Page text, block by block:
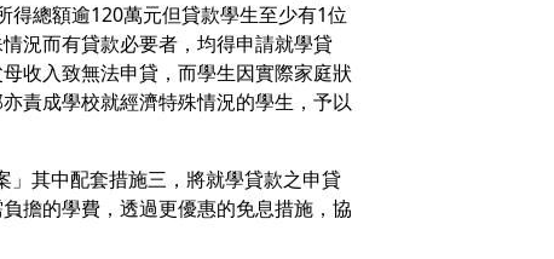
得總額逾120萬元但貸款學生至少有1位
況而有貸款必要者，均得申請就學貸
收入致無法申貸，而學生因實際家庭狀
責成學校就經濟特殊情況的學生，予以
其中配套措施三，將就學貸款之申貸
擔的學費，透過更優惠的免息措施，協